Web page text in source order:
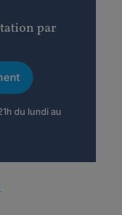
par
du lundi au